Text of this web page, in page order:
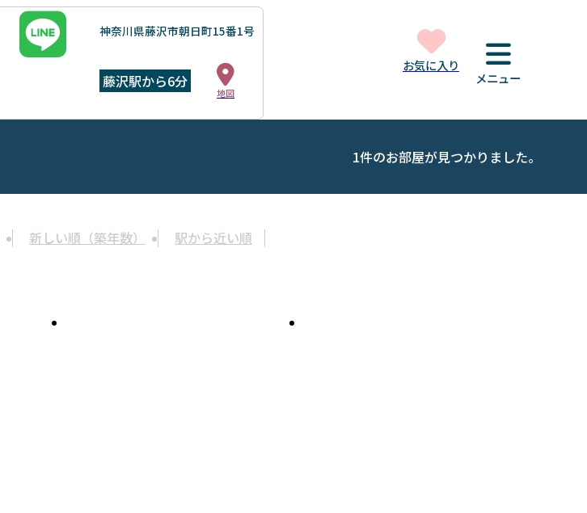
神奈川県藤沢市朝日町15番1号
藤沢駅から6分
地図
お気に入り
メニュー
1件のお部屋が見つかりました。
新しい順（築年数） 駅から近い順